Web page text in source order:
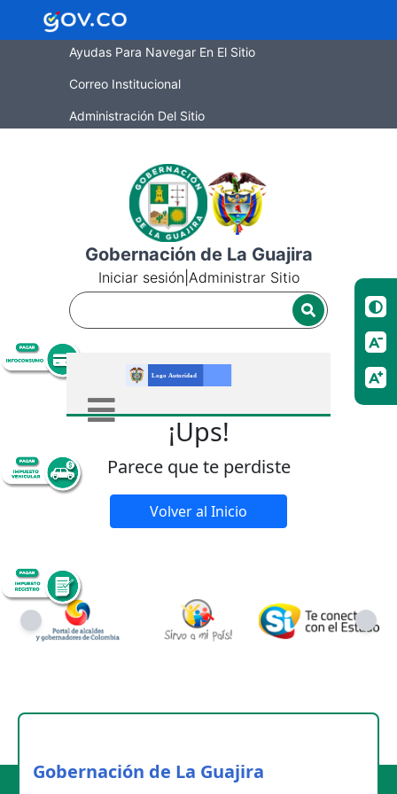
Ayudas Para Navegar En El Sitio
Correo Institucional
Administración Del Sitio
Gobernación de La Guajira
Iniciar sesión Administrar Sitio
¡Ups!
Parece que te perdiste
Volver al Inicio
Gobernación de La Guajira